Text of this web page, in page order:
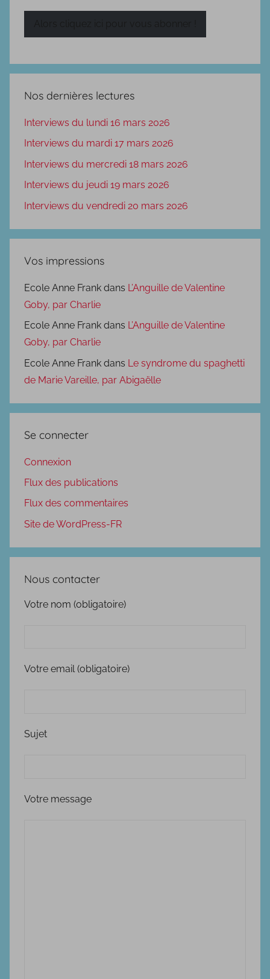
Nos dernières lectures
Interviews du lundi 16 mars 2026
Interviews du mardi 17 mars 2026
Interviews du mercredi 18 mars 2026
Interviews du jeudi 19 mars 2026
Interviews du vendredi 20 mars 2026
Vos impressions
Ecole Anne Frank dans L’Anguille de Valentine
Goby, par Charlie
Ecole Anne Frank dans L’Anguille de Valentine
Goby, par Charlie
Ecole Anne Frank dans Le syndrome du spaghetti
de Marie Vareille, par Abigaëlle
Se connecter
Connexion
Flux des publications
Flux des commentaires
Site de WordPress-FR
Nous contacter
Votre nom (obligatoire)
Votre email (obligatoire)
Sujet
Votre message